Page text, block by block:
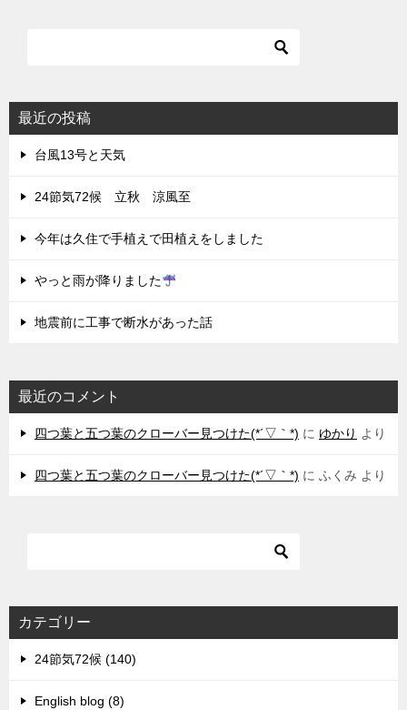
最近の投稿
台風13号と天気
24節気72候 立秋 涼風至
今年は久住で手植えで田植えをしました
やっと雨が降りました
地震前に工事で断水があった話
最近のコメント
四つ葉と五つ葉のクローバー見つけた(*´▽｀*) に ゆかり より
四つ葉と五つ葉のクローバー見つけた(*´▽｀*) に ふくみ より
カテゴリー
24節気72候 (140)
English blog (8)